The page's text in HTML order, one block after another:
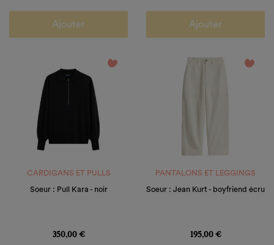
Ajouter Ajouter
favorite_border
CARDIGANS ET PULLS
Soeur : Pull Kara - noir
350,00 €
favorite_border
PANTALONS ET LEGGINGS
Soeur : Jean Kurt - boyfriend écru
195,00 €